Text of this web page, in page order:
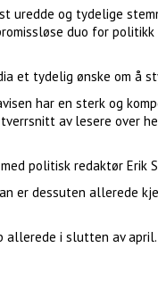
uredde og tydelige
duo for
et tydelig ønske om å
har en sterk og
av lesere over
politisk redaktør Erik
er dessuten allerede
i slutten av